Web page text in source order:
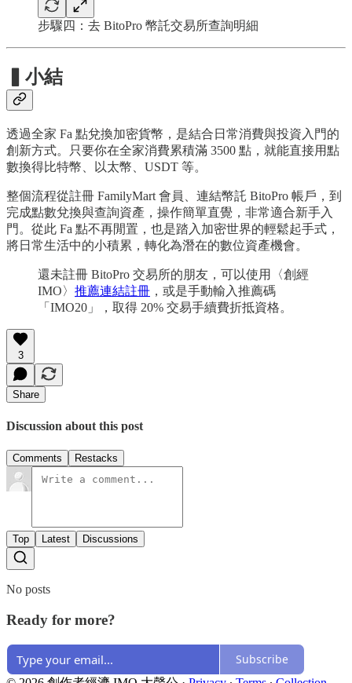
步驟四：去 BitoPro 幣託交易所查詢明細
▍小結
透過全家 Fa 點兌換加密貨幣，是結合日常消費與投資入門的
創新方式。只要你在全家消費累積滿 3500 點，就能直接用點
數換得比特幣、以太幣、USDT 等。
整個流程從註冊 FamilyMart 會員、連結幣託 BitoPro 帳戶，到
完成點數兌換與查詢資產，操作簡單直覺，非常適合新手入
門。從此 Fa 點不再閒置，也是踏入加密世界的輕鬆起手式，
將日常生活中的小積累，轉化為潛在的數位資產機會。
還未註冊 BitoPro 交易所的朋友，可以使用〈創經
IMO〉 推薦連結註冊 ，或是手動輸入推薦碼
「IMO20」，取得 20% 交易手續費折抵資格。
3
Share
Discussion about this post
Comments Restacks
Top Latest Discussions
No posts
Ready for more?
Subscribe